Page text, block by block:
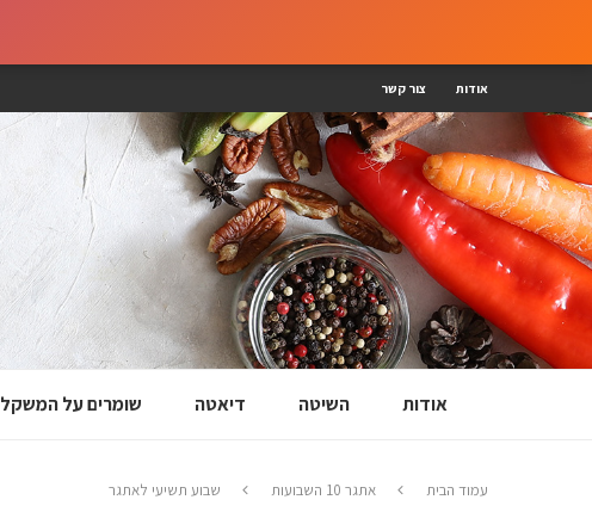
אודות צור קשר
אודות השיטה דיאטה שומרים על המשקל
עמוד הבית אתגר 10 השבועות שבוע תשיעי לאתגר